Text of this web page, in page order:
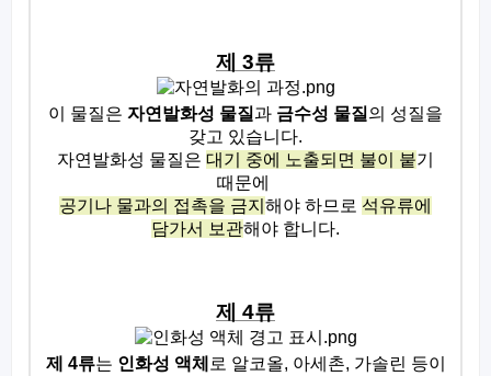
제 3류
이 물질은 자연발화성 물질과 금수성 물질 의 성질을
갖고 있습니다.
자연발화성 물질은 대기 중에 노출되면 불이 붙기
때문에
공기나 물과의 접촉을 금지 해야 하므로 석유류에
담가서 보관해야 합니다.
제 4류
제 4류는 인화성 액체 로 알코올, 아세촌, 가솔린 등이